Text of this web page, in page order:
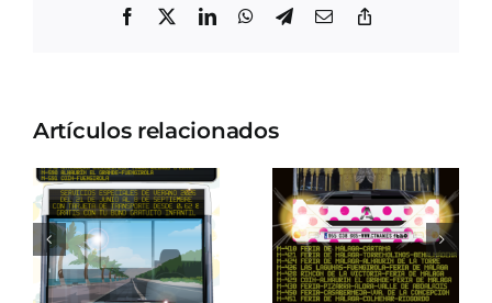
Facebook LinkedInWhatsApp
Telegram
Correo
Artículos relacionados